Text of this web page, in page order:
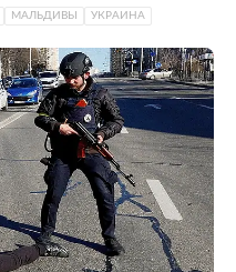
МАЛЬДИВЫ УКРАИНА